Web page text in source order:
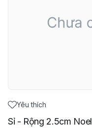
Yêu thích
Sỉ - Rộng 2.5cm Noel